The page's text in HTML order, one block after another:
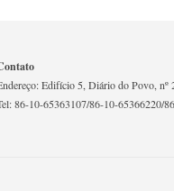
Edifício 5, Diário do Povo,
86-10-65363107/86-10-65366220/